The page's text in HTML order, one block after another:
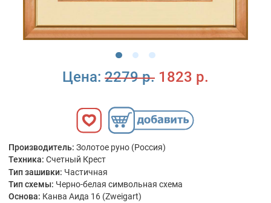
Цена: 2279 р. 1823 р.
Производитель: Золотое руно (Россия)
Техника: Счетный Крест
Тип зашивки: Частичная
Тип схемы: Черно-белая символьная схема
Основа: Канва Аида 16 (Zweigart)